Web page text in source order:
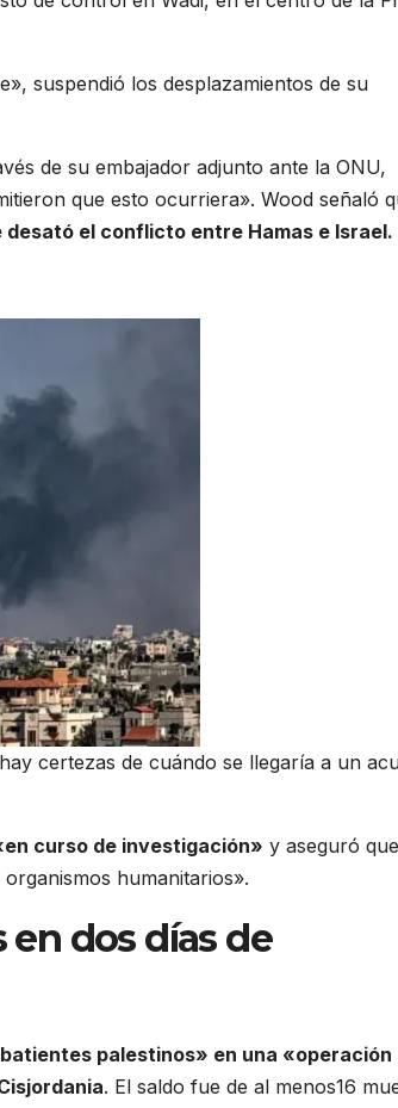
suspendió los desplazamientos de su
de su embajador adjunto ante la ONU,
que esto ocurriera». Wood señaló
el conflicto entre Hamas e Israel.
certezas de cuándo se llegaría a un
curso de investigación» y aseguró
humanitarios».
dos días de
palestinos» en una «operación
. El saldo fue de al menos16